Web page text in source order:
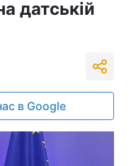
датській
в Google